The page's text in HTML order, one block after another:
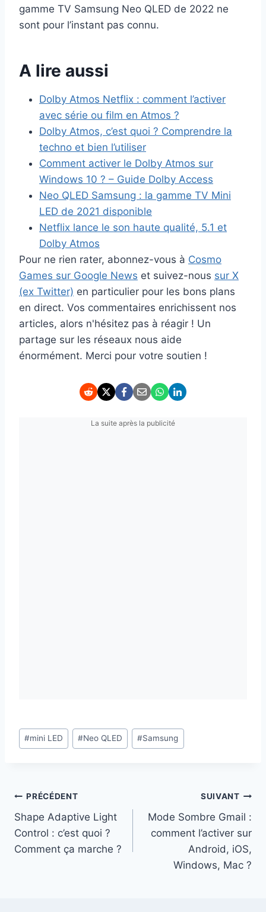
gamme TV Samsung Neo QLED de 2022 ne
sont pour l’instant pas connu.
A lire aussi
Dolby Atmos Netflix : comment l’activer
avec série ou film en Atmos ?
Dolby Atmos, c’est quoi ? Comprendre la
techno et bien l’utiliser
Comment activer le Dolby Atmos sur
Windows 10 ? – Guide Dolby Access
Neo QLED Samsung : la gamme TV Mini
LED de 2021 disponible
Netflix lance le son haute qualité, 5.1 et
Dolby Atmos
Pour ne rien rater, abonnez-vous à Cosmo
Games sur Google News et suivez-nous sur X
(ex Twitter) en particulier pour les bons plans
en direct. Vos commentaires enrichissent nos
articles, alors n'hésitez pas à réagir ! Un
partage sur les réseaux nous aide
énormément. Merci pour votre soutien !
La suite après la publicité
Étiquettes
de
#mini LED #Neo QLED #Samsung
Navigation
de
l’article
PRÉCÉDENT
Shape Adaptive Light
Control : c’est quoi ?
Comment ça marche ?
SUIVANT
Mode Sombre Gmail :
comment l’activer sur
Android, iOS,
Windows, Mac ?